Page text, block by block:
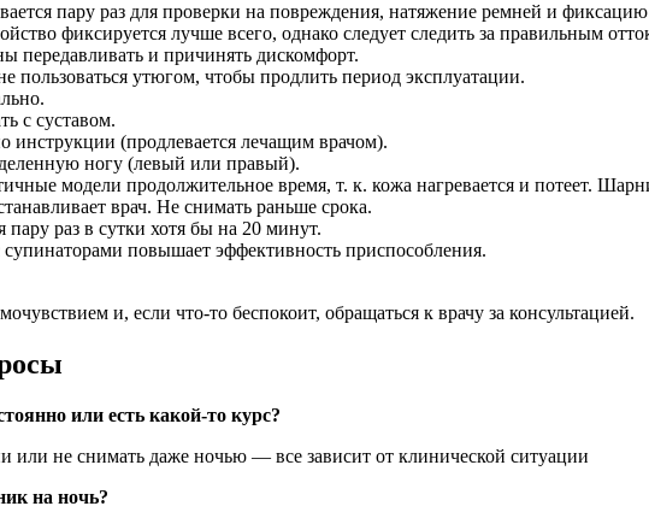
пару раз для проверки на повреждения, натяжение ремней и фиксацию
фиксируется лучше всего, однако следует следить за правильным
передавливать и причинять дискомфорт.
пользоваться утюгом, чтобы продлить период эксплуатации.
с суставом.
(продлевается лечащим врачом).
ногу (левый или правый).
модели продолжительное время, т. к. кожа нагревается и потеет.
врач. Не снимать раньше срока.
раз в сутки хотя бы на 20 минут.
повышает эффективность приспособления.
и, если что-то беспокоит, обращаться к врачу за консультацией.
или есть какой-то курс?
или не снимать даже ночью — все зависит от клинической ситуации
на ночь?